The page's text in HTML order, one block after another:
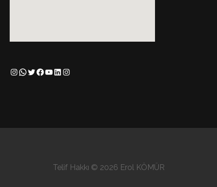
Instagram
WhatsApp
Twitter
Facebook
YouTube
LinkedIn
Instagram
Telif Hakkı © 2026 Erol KÖMÜR